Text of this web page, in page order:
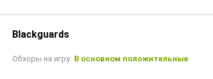
Blackguards
Обзоры на игру: В основном положительные